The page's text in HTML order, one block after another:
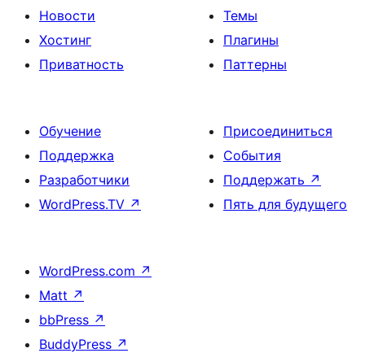
Новости
Хостинг
Приватность
Темы
Плагины
Паттерны
Обучение
Поддержка
Разработчики
WordPress.TV ↗
Присоединиться
События
Поддержать ↗
Пять для будущего
WordPress.com ↗
Matt ↗
bbPress ↗
BuddyPress ↗